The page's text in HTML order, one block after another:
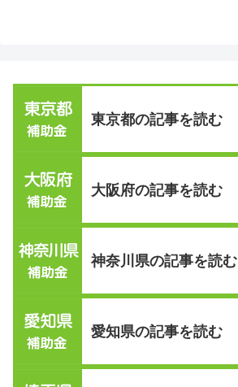
東京都の記事を読む
大阪府の記事を読む
神奈川県の記事を読む
愛知県の記事を読む